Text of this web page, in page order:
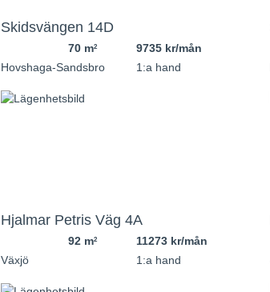
Skidsvängen 14D
70 m2
9735 kr/mån
Hovshaga-Sandsbro
1:a hand
Hjalmar Petris Väg 4A
92 m2
11273 kr/mån
Växjö
1:a hand